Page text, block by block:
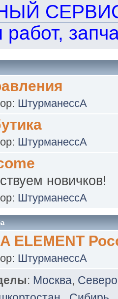
работ,
ШтурманессА
ШтурманессА
новичков!
ШтурманессА
ELEMENT
ШтурманессА
: Москва,